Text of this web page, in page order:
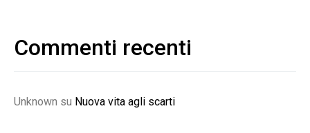
Commenti recenti
Unknown su Nuova vita agli scarti